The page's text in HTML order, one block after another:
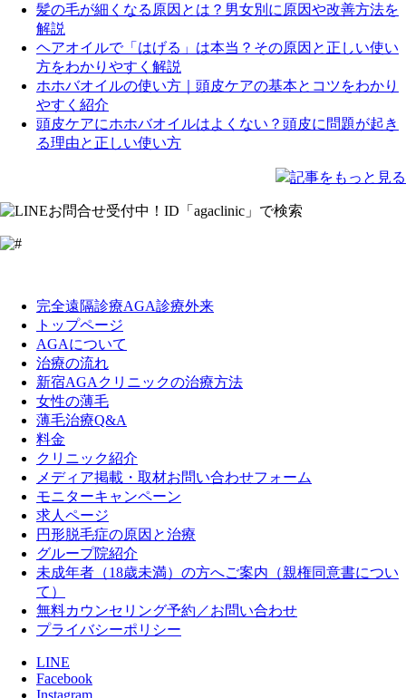
髪の毛が細くなる原因とは？男女別に原因や改善方法を
解説
ヘアオイルで「はげる」は本当？その原因と正しい使い
方をわかりやすく解説
ホホバオイルの使い方｜頭皮ケアの基本とコツをわかり
やすく紹介
頭皮ケアにホホバオイルはよくない？頭皮に問題が起き
る理由と正しい使い方
記事をもっと見る
完全遠隔診療AGA診療外来
トップページ
AGAについて
治療の流れ
新宿AGAクリニックの治療方法
女性の薄毛
薄毛治療Q&A
料金
クリニック紹介
メディア掲載・取材お問い合わせフォーム
モニターキャンペーン
求人ページ
円形脱毛症の原因と治療
グループ院紹介
未成年者（18歳未満）の方へご案内（親権同意書につい
て）
無料カウンセリング予約／お問い合わせ
プライバシーポリシー
LINE
Facebook
Instagram